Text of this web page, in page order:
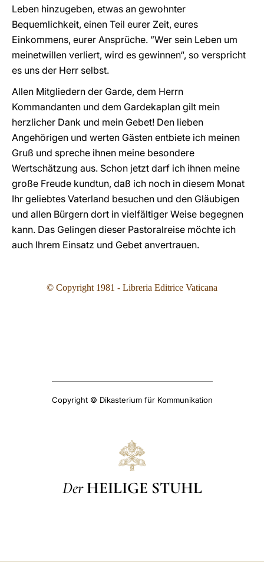
Leben hinzugeben, etwas an gewohnter
Bequemlichkeit, einen Teil eurer Zeit, eures
Einkommens, eurer Ansprüche. ”Wer sein Leben um
meinetwillen verliert, wird es gewinnen“, so verspricht
es uns der Herr selbst.
Allen Mitgliedern der Garde, dem Herrn
Kommandanten und dem Gardekaplan gilt mein
herzlicher Dank und mein Gebet! Den lieben
Angehörigen und werten Gästen entbiete ich meinen
Gruß und spreche ihnen meine besondere
Wertschätzung aus. Schon jetzt darf ich ihnen meine
große Freude kundtun, daß ich noch in diesem Monat
Ihr geliebtes Vaterland besuchen und den Gläubigen
und allen Bürgern dort in vielfältiger Weise begegnen
kann. Das Gelingen dieser Pastoralreise möchte ich
auch Ihrem Einsatz und Gebet anvertrauen.
© Copyright 1981 - Libreria Editrice Vaticana
Copyright © Dikasterium für Kommunikation
Der HEILIGE STUHL